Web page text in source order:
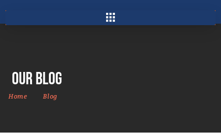
Our Blog
Home Blog